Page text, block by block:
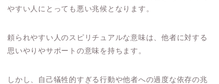
やすい人にとっても悪い兆候となります。
頼られやすい人のスピリチュアルな意味は、他者に対する
思いやりやサポートの意味を持ちます。
しかし、自己犠牲的すぎる行動や他者への過度な依存の兆